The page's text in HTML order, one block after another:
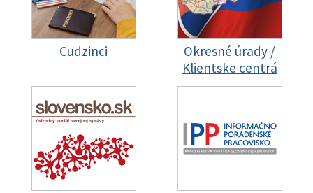
Cudzinci
Okresné úrady /
Klientske centrá